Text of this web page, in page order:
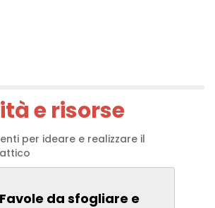
e risorse
per ideare e realizzare il
Favole da sfogliare e